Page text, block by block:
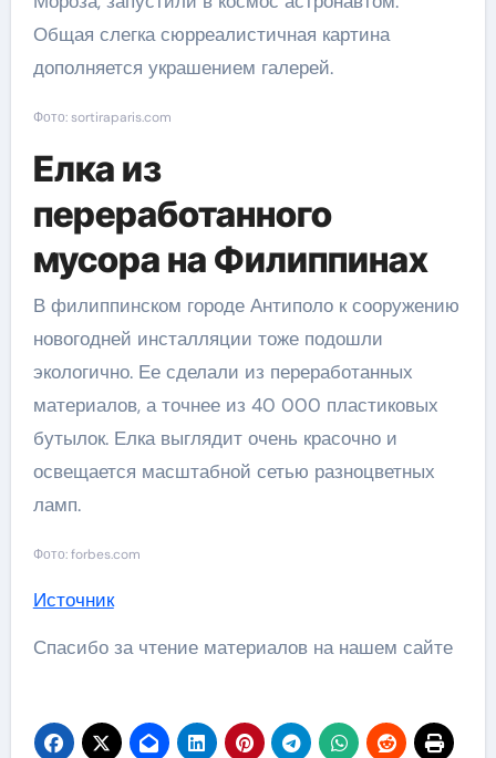
Общая слегка сюрреалистичная картина
дополняется украшением галерей.
Фото: sortiraparis.com
Елка из
переработанного
мусора на Филиппинах
В филиппинском городе Антиполо к сооружению
новогодней инсталляции тоже подошли
экологично. Ее сделали из переработанных
материалов, а точнее из 40 000 пластиковых
бутылок. Елка выглядит очень красочно и
освещается масштабной сетью разноцветных
ламп.
Фото: forbes.com
Источник
Спасибо за чтение материалов на нашем сайте